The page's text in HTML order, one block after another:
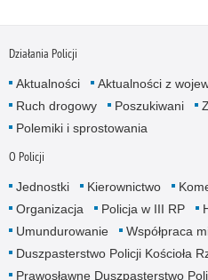
Działania Policji
Aktualności Aktualności z
Ruch drogowy
Poszukiwani
Polemiki i sprostowania
O Policji
Jednostki Kierownictwo
Organizacja
Policja w III RP
Umundurowanie
Współpraca
Duszpasterstwo Policji Kościoła
Prawosławne Duszpasterstwo